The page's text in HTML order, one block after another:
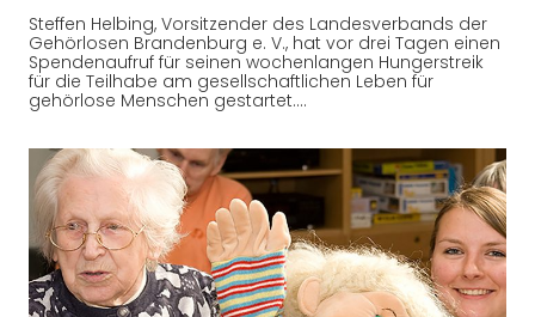
Steffen Helbing, Vorsitzender des Landesverbands der
Gehörlosen Brandenburg e. V., hat vor drei Tagen einen
Spendenaufruf für seinen wochenlangen Hungerstreik
für die Teilhabe am gesellschaftlichen Leben für
gehörlose Menschen gestartet.…